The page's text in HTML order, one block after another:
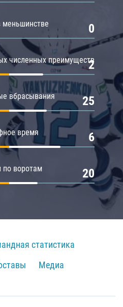
0
численных преимуществ
2
вбрасывания 25
время 6
по воротам 20
статистика
Медиа